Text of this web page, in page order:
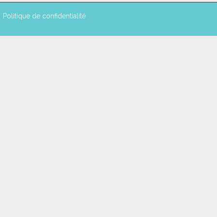
Politique de confidentialité